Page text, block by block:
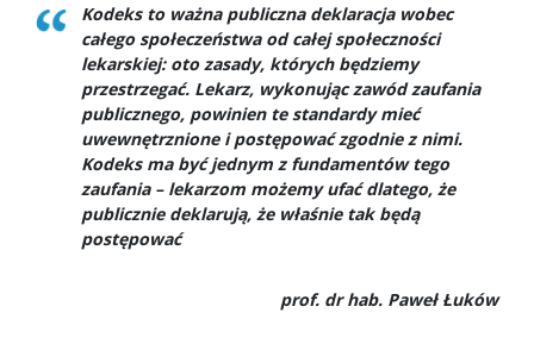
Kodeks to ważna publiczna deklaracja wobec
całego społeczeństwa od całej społeczności
lekarskiej: oto zasady, których będziemy
przestrzegać. Lekarz, wykonując zawód zaufania
publicznego, powinien te standardy mieć
uwewnętrznione i postępować zgodnie z nimi.
Kodeks ma być jednym z fundamentów tego
zaufania – lekarzom możemy ufać dlatego, że
publicznie deklarują, że właśnie tak będą
postępować
prof. dr hab. Paweł Łuków